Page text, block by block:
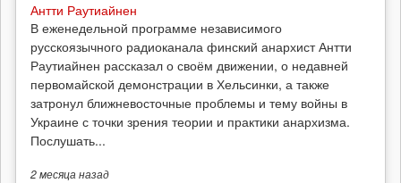
Антти Раутиайнен
В еженедельной программе независимого
русскоязычного радиоканала финский анархист Антти
Раутиайнен рассказал о своём движении, о недавней
первомайской демонстрации в Хельсинки, а также
затронул ближневосточные проблемы и тему войны в
Украине с точки зрения теории и практики анархизма.
Послушать...
2 месяцаназад